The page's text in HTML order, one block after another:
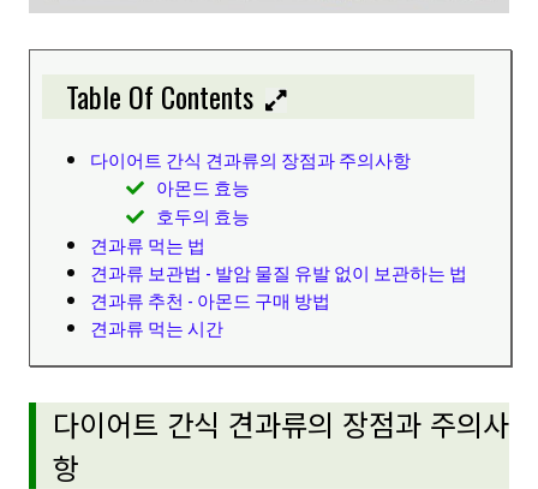
Table Of Contents
다이어트 간식 견과류의 장점과 주의사항
아몬드 효능
호두의 효능
견과류 먹는 법
견과류 보관법 - 발암 물질 유발 없이 보관하는 법
견과류 추천 - 아몬드 구매 방법
견과류 먹는 시간
다이어트 간식 견과류의 장점과 주의사
항